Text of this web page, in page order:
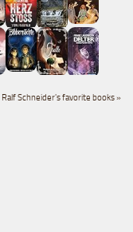
Ralf Schneider's favorite books »